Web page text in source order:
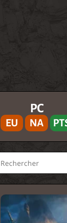
PC
EU NA
Rechercher